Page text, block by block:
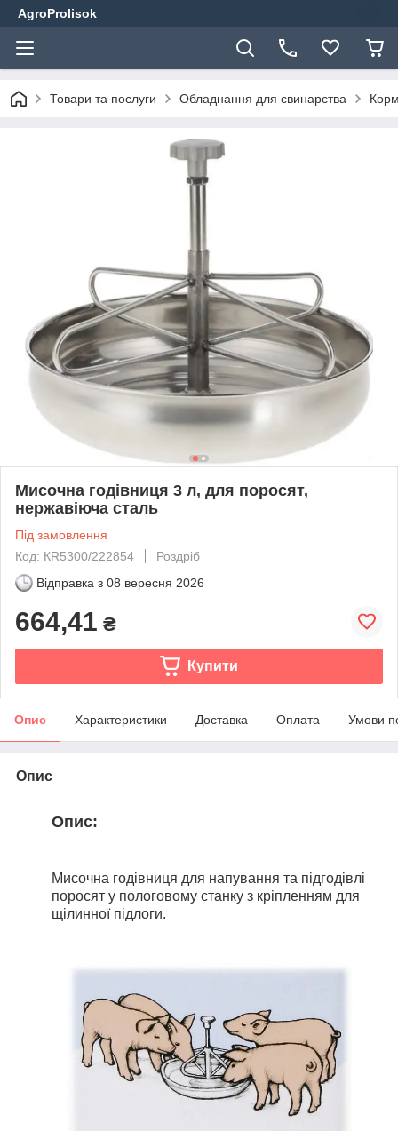
AgroProlisok
Товари та послуги Обладнання для свинарства
Мисочна годівниця 3 л, для поросят,
нержавіюча сталь
Під замовлення
Код: КR5300/222854
Роздріб
Відправка з 08 вересня 2026
664,41 ₴
Купити
Опис Характеристики Доставка Оплата Умови
Опис
Опис:
Мисочна годівниця для напування та підгодівлі
поросят у пологовому станку з кріпленням для
щілинної підлоги.